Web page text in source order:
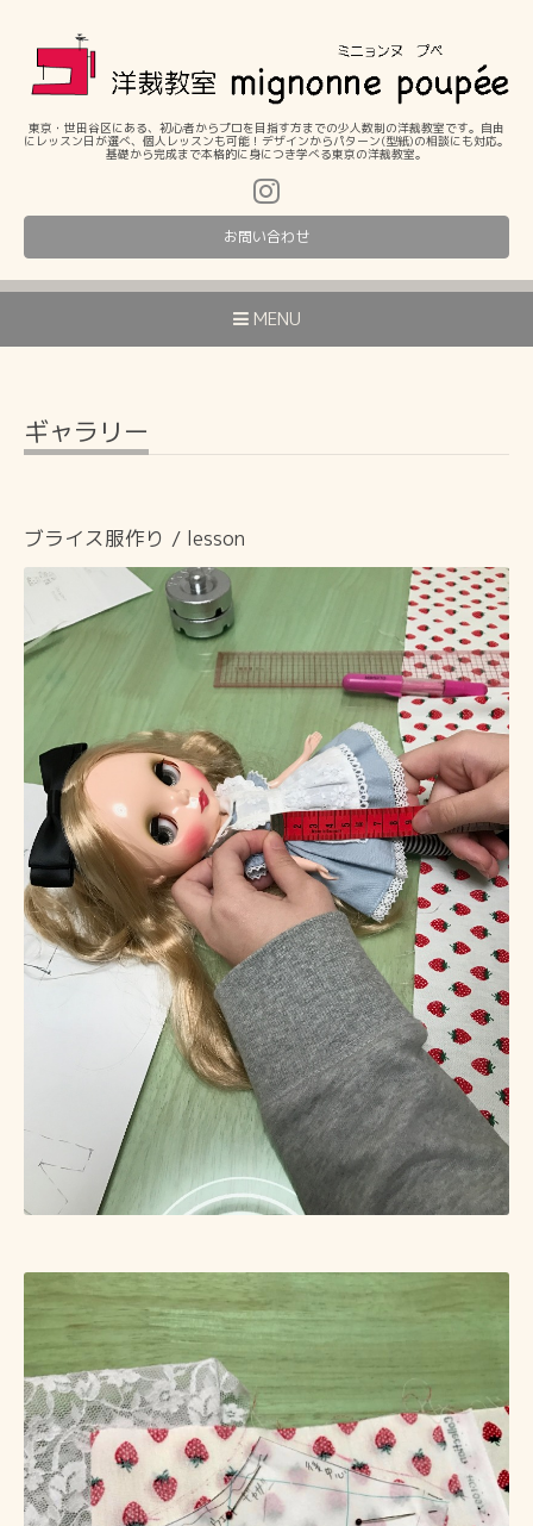
東京・世田谷区にある、初心者からプロを目指す方までの少人数制の洋裁教室です。自由
にレッスン日が選べ、個人レッスンも可能！デザインからパターン(型紙)の相談にも対応。
基礎から完成まで本格的に身につき学べる東京の洋裁教室。
お問い合わせ
MENU
ギャラリー
ブライス服作り / lesson